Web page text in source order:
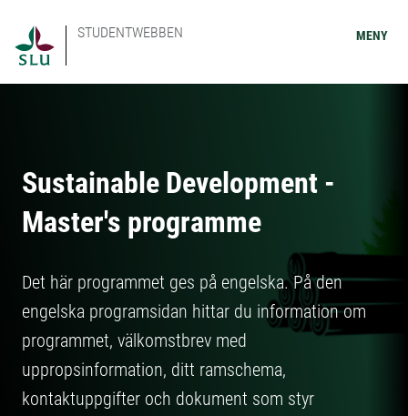
STUDENTWEBBEN MENY
Sustainable Development -
Master's programme
Det här programmet ges på engelska. På den
engelska programsidan hittar du information om
programmet, välkomstbrev med
uppropsinformation, ditt ramschema,
kontaktuppgifter och dokument som styr